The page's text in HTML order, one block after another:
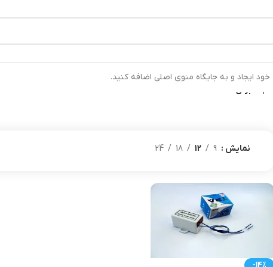
ثبت شده به ترتیب ارسال خواهند شد ⚡تلفن تماس شرکت : 04132900562 ⚡
خود ایجاد و به جایگاه منوی اصلی اضافه کنید.
جک برقی”
نمایش 9
12
18
24